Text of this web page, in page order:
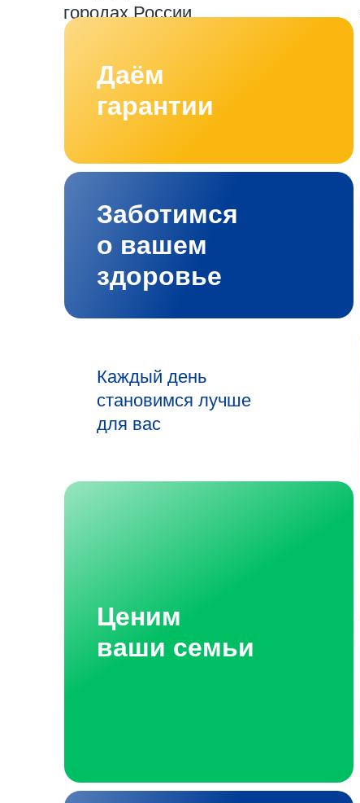
городах России
Даём
гарантии
Заботимся
о вашем
здоровье
Каждый день
становимся лучше
для вас
Ценим
ваши семьи